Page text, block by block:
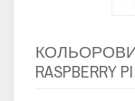
RASPBERRY